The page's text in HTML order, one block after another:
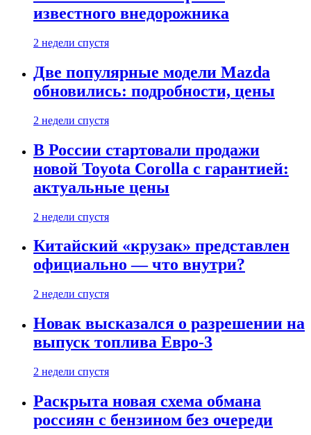
известного внедорожника
2 недели спустя
Две популярные модели Mazda
обновились: подробности, цены
2 недели спустя
В России стартовали продажи
новой Toyota Corolla с гарантией:
актуальные цены
2 недели спустя
Китайский «крузак» представлен
официально — что внутри?
2 недели спустя
Новак высказался о разрешении на
выпуск топлива Евро-3
2 недели спустя
Раскрыта новая схема обмана
россиян с бензином без очереди